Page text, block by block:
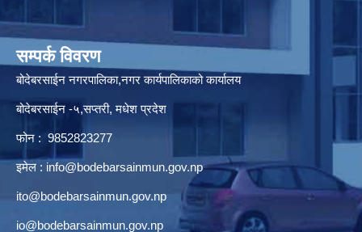
सम्पर्क विवरण
बोदेबरसाईन नगरपालिका,नगर कार्यपालिकाको कार्यालय
बोदेबरसाईन -५,सप्तरी, मधेश प्रदेश
फोन : 9852823277
इमेल : info@bodebarsainmun.gov.np
ito@bodebarsainmun.gov.np
io@bodebarsainmun.gov.np